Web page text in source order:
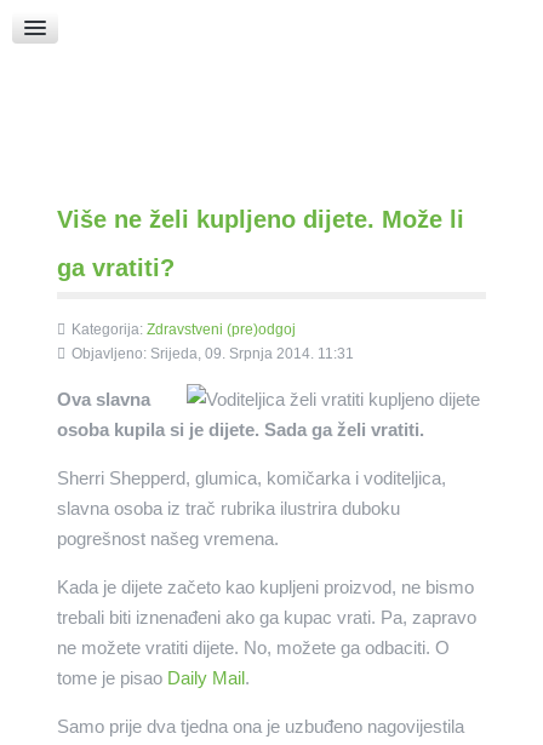
Više ne želi kupljeno dijete. Može li
ga vratiti?
Kategorija: Zdravstveni (pre)odgoj
Objavljeno: Srijeda, 09. Srpnja 2014. 11:31
Ova slavna
osoba kupila si je dijete. Sada ga želi vratiti.
Sherri Shepperd, glumica, komičarka i voditeljica,
slavna osoba iz trač rubrika ilustrira duboku
pogrešnost našeg vremena.
Kada je dijete začeto kao kupljeni proizvod, ne bismo
trebali biti iznenađeni ako ga kupac vrati. Pa, zapravo
ne možete vratiti dijete. No, možete ga odbaciti. O
tome je pisao Daily Mail.
Samo prije dva tjedna ona je uzbuđeno nagovijestila